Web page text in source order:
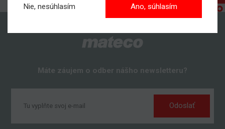
Máte záujem o odber nášho newsletteru?
Odoslať
Nie, nesúhlasím Ano, súhlasím